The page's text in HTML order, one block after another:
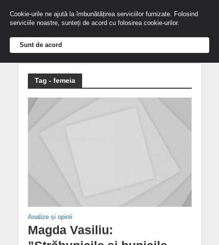
Tag - femeia
Analize și opinii
Magda Vasiliu:
Cookie-urile ne ajută la îmbunătățirea serviciilor furnizate. Folosind
serviciile noastre, sunteți de acord cu folosirea cookie-urilor.
Sunt de acord